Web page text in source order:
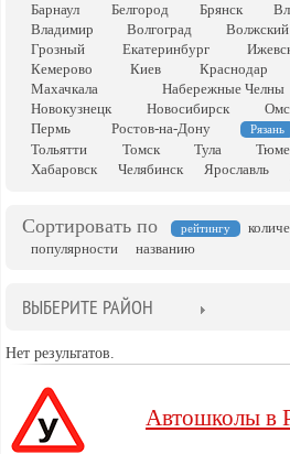
Барнаул
Белгород Брянск
Владимир
Волгоград Волжский
Грозный
Екатеринбург
Кемерово
Киев Краснодар
Махачкала
Набережные Челны
Новокузнецк
Новосибирск
Пермь
Ростов-на-Дону Рязань
Тольятти
Томск Тула
Хабаровск
Челябинск Ярославль
Сортировать по рейтингу
популярности
названию
ВЫБЕРИТЕ РАЙОН
Нет результатов.
Автошколы в